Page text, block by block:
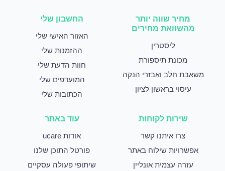
מחיר שווה יותר
מהשוואת מחירים
ליסטרין
מכונת תיספורת
משאבת חלב ואבזרי הנקה
עיסוי בראשון לציון
החשבון שלי
האזור האישי שלי
ההזמנות שלי
חוות הדעת שלי
המועדפים שלי
הכתובות שלי
שירות לקוחות
צרו איתנו קשר
אפשרויות שילוח באתר
עזרה עצמית אונליין
עוד באתר
אודות ucare
פורטל התוכן שלנו
שיתופי פעולה עסקיים